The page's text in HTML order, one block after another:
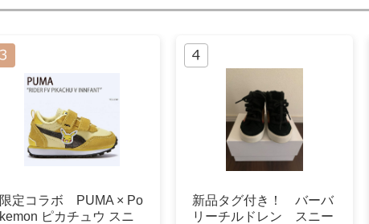
限定コラボ PUMA × Po
kemon ピカチュウ スニ
新品タグ付き！ バーバ
リーチルドレン スニー